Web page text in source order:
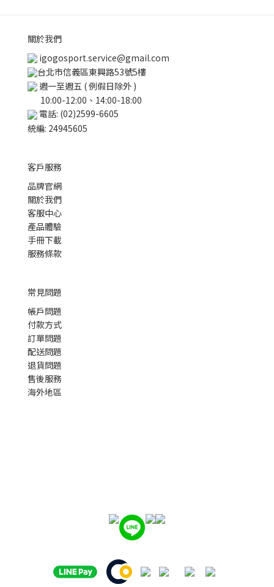
關於我們
igogosport.service@gmail.com
台北市信義區東興路53號5樓
週一至週五 ( 例假日除外 )
10:00-12:00、14:00-18:00
電話: (02)2599-6605
統編: 24945605
客戶服務
品牌官網
關於我們
客服中心
產品體驗
手冊下載
服務條款
常見問題
帳戶問題
付款方式
訂單問題
配送問題
退貨問題
售後服務
海外地區